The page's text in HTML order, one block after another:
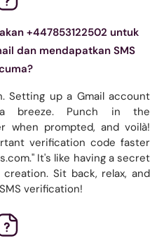
+447853122502 untuk
dan mendapatkan SMS
Setting up a Gmail account
breeze. Punch in the
when prompted, and voilà!
verification code faster
It's like having a secret
Sit back, relax, and
verification!